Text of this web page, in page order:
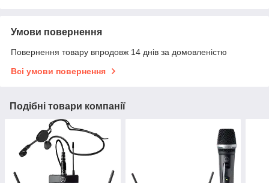
Умови повернення
Повернення товару впродовж 14 днів за домовленістю
Всі умови повернення
Подібні товари компанії